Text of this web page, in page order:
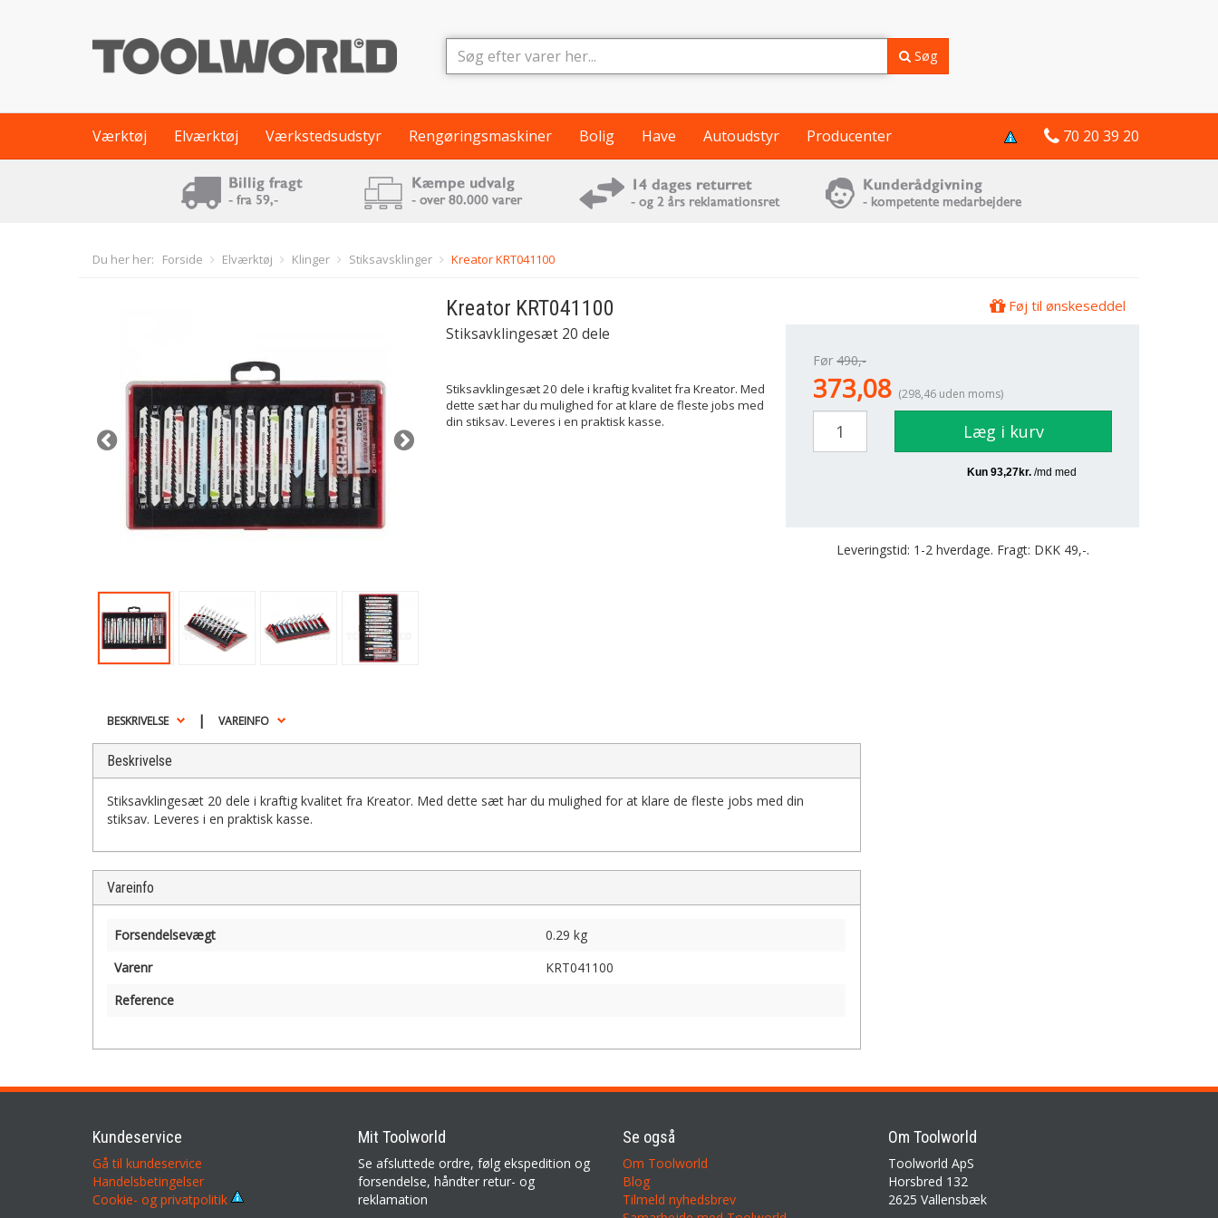
Søg
Værktøj Elværktøj Værkstedsudstyr Rengøringsmaskiner Bolig Have Autoudstyr Producenter 70 20 39 20
Du her her: Forside Elværktøj Klinger Stiksavsklinger Kreator KRT041100
Kreator KRT041100
Stiksavklingesæt 20 dele
Stiksavklingesæt 20 dele i kraftig kvalitet fra Kreator. Med
dette sæt har du mulighed for at klare de fleste jobs med
din stiksav. Leveres i en praktisk kasse.
Føj til ønskeseddel
Før 490,-
373,08 (298,46 uden moms)
Læg i kurv
Leveringstid: 1-2 hverdage. Fragt: DKK 49,-.
BESKRIVELSE | VAREINFO
Beskrivelse
Stiksavklingesæt 20 dele i kraftig kvalitet fra Kreator. Med dette sæt har du mulighed for at klare de fleste jobs med din
stiksav. Leveres i en praktisk kasse.
Vareinfo
Forsendelsevægt
0.29 kg
Varenr
KRT041100
Reference
Kundeservice
Gå til kundeservice
Handelsbetingelser
Cookie- og privatpolitik
Mit Toolworld
Se afsluttede ordre, følg ekspedition og
forsendelse, håndter retur- og
reklamation
Se også
Om Toolworld
Blog
Tilmeld nyhedsbrev
Om Toolworld
Toolworld ApS
Horsbred 132
2625 Vallensbæk